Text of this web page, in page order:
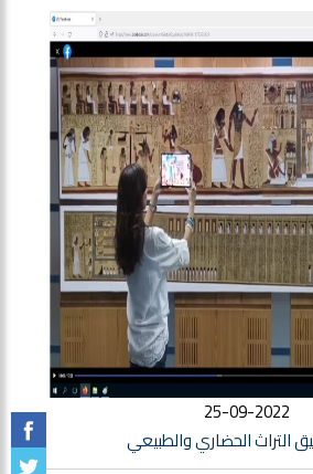
25-09-2022
التراث الحضاري والطبيعي